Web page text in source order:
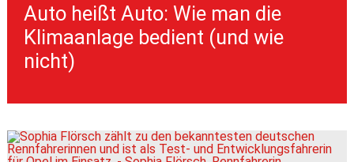
Auto heißt Auto: Wie man die
Klimaanlage bedient (und wie
nicht)